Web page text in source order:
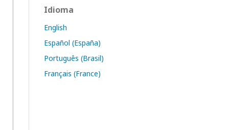
Idioma
English
Español (España)
Português (Brasil)
Français (France)